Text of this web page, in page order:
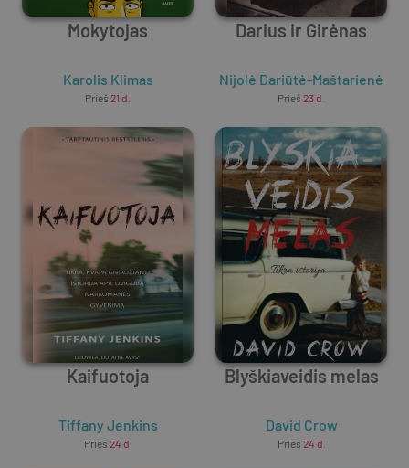
Mokytojas
Karolis Klimas
Prieš 21 d.
Darius ir Girėnas
Nijolė Dariūtė-Maštarienė
Prieš 23 d.
Kaifuotoja
Tiffany Jenkins
Prieš 24 d.
Blyškiaveidis melas
David Crow
Prieš 24 d.